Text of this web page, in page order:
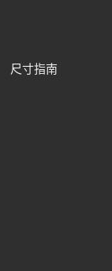
尺寸指南